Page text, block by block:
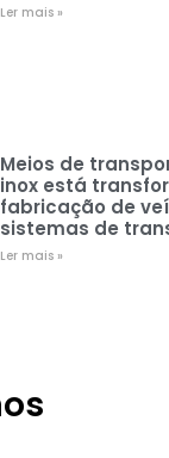
Ler mais »
Meios de
inox está
fabricação de
sistemas de
Ler mais »